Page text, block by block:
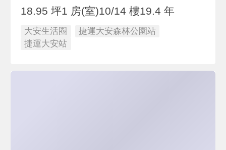
18.95 坪1 房(室)10/14 樓19.4 年
大安生活圈
捷運大安森林公園站
捷運大安站